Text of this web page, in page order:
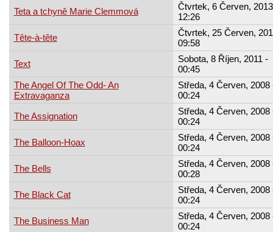
Teta a tchyně Marie Clemmová
Čtvrtek, 6 Červen,
12:26
Tête-à-tête
Čtvrtek, 25 Červen,
09:58
Text
Sobota, 8 Říjen, 2011 -
00:45
The Angel Of The Odd- An
Extravaganza
Středa, 4 Červen, 2008
00:24
The Assignation
Středa, 4 Červen, 2008
00:24
The Balloon-Hoax
Středa, 4 Červen, 2008
00:24
The Bells
Středa, 4 Červen, 2008
00:28
The Black Cat
Středa, 4 Červen, 2008
00:24
The Business Man
Středa, 4 Červen, 2008
00:24